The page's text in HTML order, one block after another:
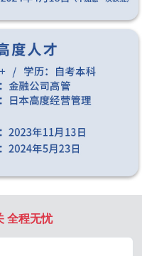
全程无忧